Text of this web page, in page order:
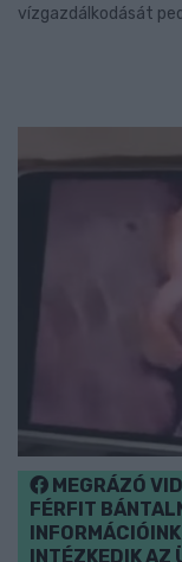
vízgazdálkodását
MEGRÁZÓ
FÉRFIT
INTÉZKEDIK AZ